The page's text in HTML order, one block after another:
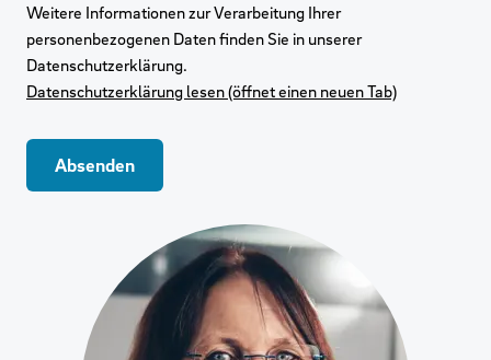
Weitere Informationen zur Verarbeitung Ihrer
personenbezogenen Daten finden Sie in unserer
Datenschutzerklärung.
Datenschutzerklärung lesen (öffnet einen neuen Tab)
Absenden